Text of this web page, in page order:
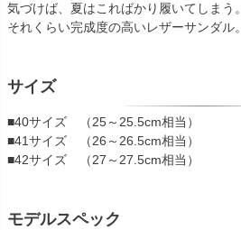
気づけば、夏はこればかり履いてしまう。
それくらい完成度の高いレザーサンダル。
サイズ
■40サイズ （25～25.5cm相当）
■41サイズ （26～26.5cm相当）
■42サイズ （27～27.5cm相当）
モデルスペック